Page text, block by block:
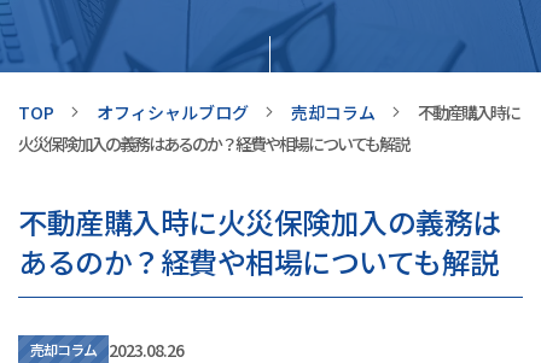
TOP オフィシャルブログ 売却コラム
不動産購入時に
火災保険加入の義務はあるのか？経費や相場についても解説
不動産購入時に火災保険加入の義務は
あるのか？経費や相場についても解説
売却コラム 2023.08.26